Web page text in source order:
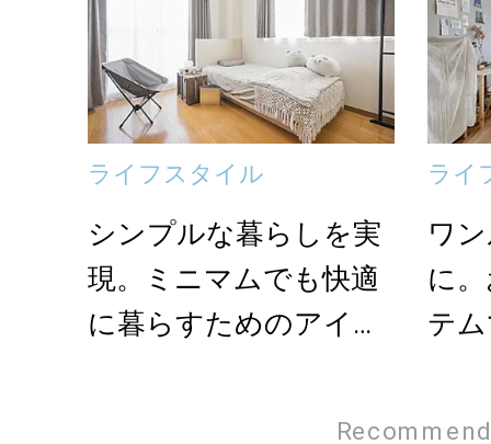
ライフスタイル
シンプルな暮らしを実
現。ミニマムでも快適
に暮らすためのアイデ
ライ
ワ
に
テ